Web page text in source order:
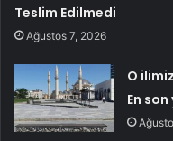
Teslim Edilmedi
Ağustos 7, 2026
O
En